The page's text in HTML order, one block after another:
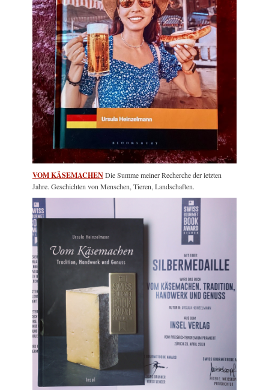
VOM KÄSEMACHENDie Summe meiner Recherche der letzten
Jahre. Geschichten von Menschen, Tieren, Landschaften.